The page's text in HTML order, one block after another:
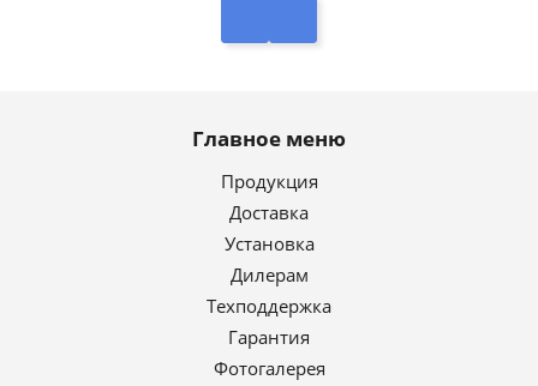
Главное меню
Продукция
Доставка
Установка
Дилерам
Техподдержка
Гарантия
Фотогалерея